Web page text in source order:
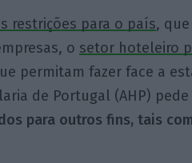
restrições para o país,
o setor hoteleiro
permitam fazer face a
de Portugal (AHP)
para outros fins, tais